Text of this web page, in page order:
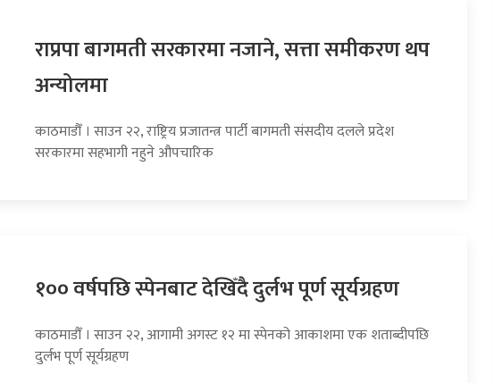
राप्रपा बागमती सरकारमा नजाने, सत्ता समीकरण थप
अन्योलमा
काठमाडौँ । साउन २२, राष्ट्रिय प्रजातन्त्र पार्टी बागमती संसदीय दलले प्रदेश
सरकारमा सहभागी नहुने औपचारिक
१०० वर्षपछि स्पेनबाट देखिँदै दुर्लभ पूर्ण सूर्यग्रहण
काठमाडौँ । साउन २२, आगामी अगस्ट १२ मा स्पेनको आकाशमा एक शताब्दीपछि
दुर्लभ पूर्ण सूर्यग्रहण